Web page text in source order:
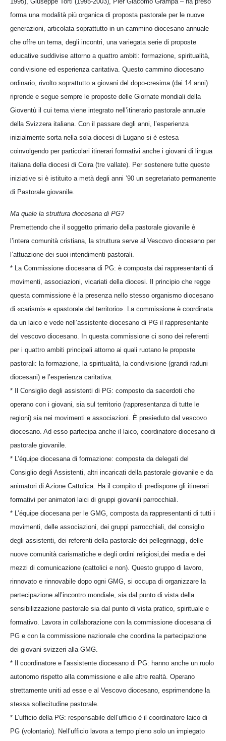
forma una modalità più organica di proposta pastorale per le nuove
generazioni, articolata soprattutto in un cammino diocesano annuale
che offre un tema, degli incontri, una variegata serie di proposte
educative suddivise attorno a quattro ambiti: formazione, spiritualità,
condivisione ed esperienza caritativa. Questo cammino diocesano
ordinario, rivolto soprattutto a giovani del dopo-cresima (dai 14 anni)
riprende e segue sempre le proposte delle Giornate mondiali della
Gioventù il cui tema viene integrato nell’itinerario pastorale annuale
della Svizzera italiana. Con il passare degli anni, l’esperienza
inizialmente sorta nella sola diocesi di Lugano si è estesa
coinvolgendo per particolari itinerari formativi anche i giovani di lingua
italiana della diocesi di Coira (tre vallate). Per sostenere tutte queste
iniziative si è istituito a metà degli anni ’90 un segretariato permanente
di Pastorale giovanile.
Ma quale la struttura diocesana di PG?
Premettendo che il soggetto primario della pastorale giovanile è
l’intera comunità cristiana, la struttura serve al Vescovo diocesano per
l’attuazione dei suoi intendimenti pastorali.
* La Commissione diocesana di PG: è composta dai rappresentanti di
movimenti, associazioni, vicariati della diocesi. Il principio che regge
questa commissione è la presenza nello stesso organismo diocesano
di «carismi» e «pastorale del territorio». La commissione è coordinata
da un laico e vede nell’assistente diocesano di PG il rappresentante
del vescovo diocesano. In questa commissione ci sono dei referenti
per i quattro ambiti principali attorno ai quali ruotano le proposte
pastorali: la formazione, la spiritualità, la condivisione (grandi raduni
diocesani) e l’esperienza caritativa.
* Il Consiglio degli assistenti di PG: composto da sacerdoti che
operano con i giovani, sia sul territorio (rappresentanza di tutte le
regioni) sia nei movimenti e associazioni. È presieduto dal vescovo
diocesano. Ad esso partecipa anche il laico, coordinatore diocesano di
pastorale giovanile.
* L’équipe diocesana di formazione: composta da delegati del
Consiglio degli Assistenti, altri incaricati della pastorale giovanile e da
animatori di Azione Cattolica. Ha il compito di predisporre gli itinerari
formativi per animatori laici di gruppi giovanili parrocchiali.
* L’équipe diocesana per le GMG, composta da rappresentanti di tutti i
movimenti, delle associazioni, dei gruppi parrocchiali, del consiglio
degli assistenti, dei referenti della pastorale dei pellegrinaggi, delle
nuove comunità carismatiche e degli ordini religiosi,dei media e dei
mezzi di comunicazione (cattolici e non). Questo gruppo di lavoro,
rinnovato e rinnovabile dopo ogni GMG, si occupa di organizzare la
partecipazione all’incontro mondiale, sia dal punto di vista della
sensibilizzazione pastorale sia dal punto di vista pratico, spirituale e
formativo. Lavora in collaborazione con la commissione diocesana di
PG e con la commissione nazionale che coordina la partecipazione
dei giovani svizzeri alla GMG.
* Il coordinatore e l’assistente diocesano di PG: hanno anche un ruolo
autonomo rispetto alla commissione e alle altre realtà. Operano
strettamente uniti ad esse e al Vescovo diocesano, esprimendone la
stessa sollecitudine pastorale.
* L’ufficio della PG: responsabile dell’ufficio è il coordinatore laico di
PG (volontario). Nell’ufficio lavora a tempo pieno solo un impiegato